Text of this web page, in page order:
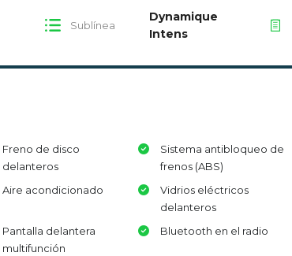
Sublínea
Dynamique
Intens
Freno de disco
delanteros
Sistema antibloqueo de
frenos (ABS)
Aire acondicionado
Vidrios eléctricos
delanteros
Pantalla delantera
multifunción
Bluetooth en el radio